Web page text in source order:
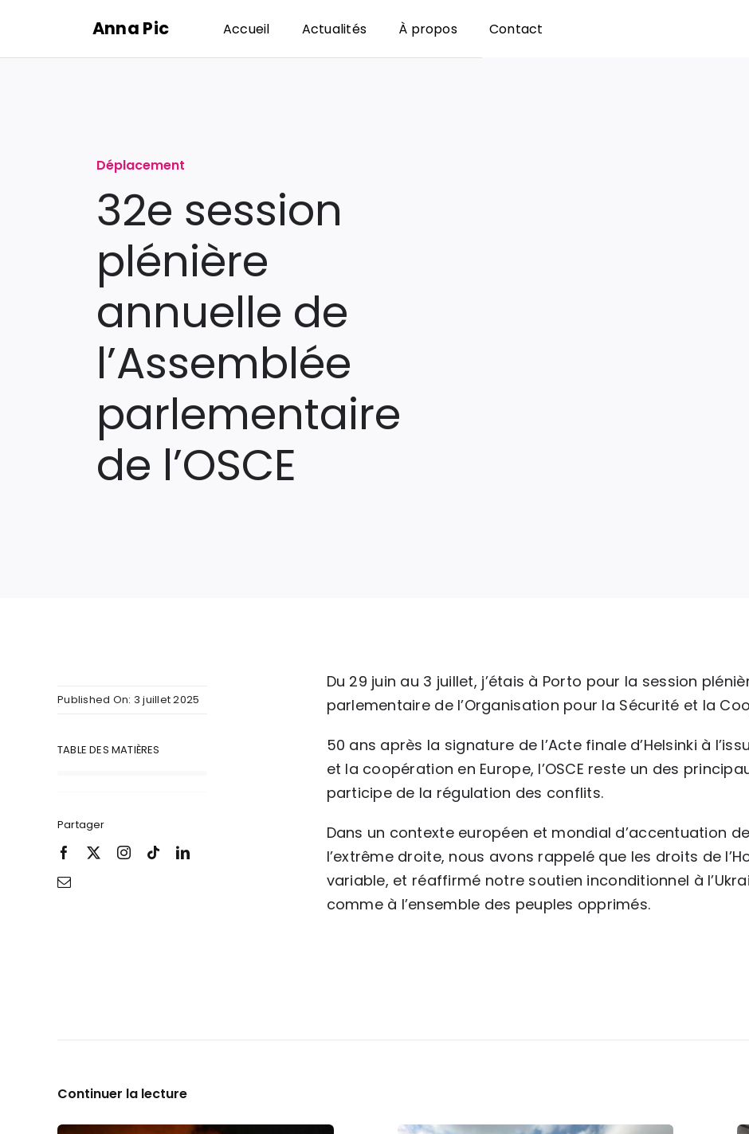
contenu
Anna Pic Accueil Actualités À propos Contact
Déplacement
32e session
plénière
annuelle de
l’Assemblée
parlementaire
de l’OSCE
Published On: 3 juillet 2025
TABLE DES MATIÈRES
Partager
Du 29 juin au 3 juillet, j’étais à Porto pour la session
parlementaire de l’Organisation pour la Sécurité et la
50 ans après la signature de l’Acte finale d’Helsinki à
et la coopération en Europe, l’OSCE reste un des
participe de la régulation des conflits.
Dans un contexte européen et mondial d’accentuation
l’extrême droite, nous avons rappelé que les droits de
variable, et réaffirmé notre soutien inconditionnel à
comme à l’ensemble des peuples opprimés.
Continuer la lecture